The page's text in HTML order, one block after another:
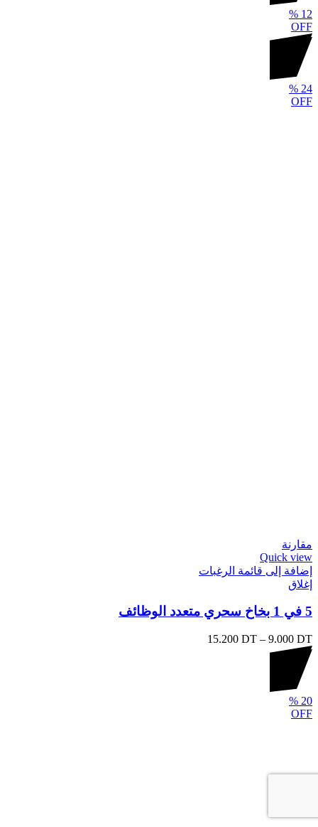
12
%
OFF
24
%
OFF
مقارنة
Quick view
إضافة إلى قائمة الرغبات
إغلاق
5 في 1 بخاخ سحري متعدد الوظائف
9.000 DT
–
15.200 DT
20
%
OFF